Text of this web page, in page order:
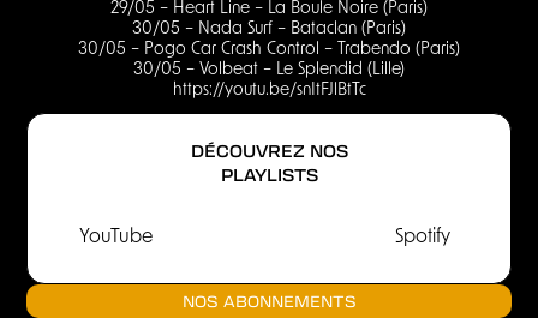
29/05 – Heart Line – La Boule Noire (Paris)
30/05 – Nada Surf – Bataclan (Paris)
30/05 – Pogo Car Crash Control – Trabendo (Paris)
30/05 – Volbeat – Le Splendid (Lille)
https://youtu.be/snItFJlBtTc
DÉCOUVREZ NOS
PLAYLISTS
YouTube Spotify
NOS ABONNEMENTS